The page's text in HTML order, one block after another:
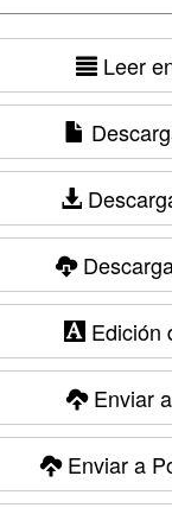
Leer
Edición
Enviar
Enviar a